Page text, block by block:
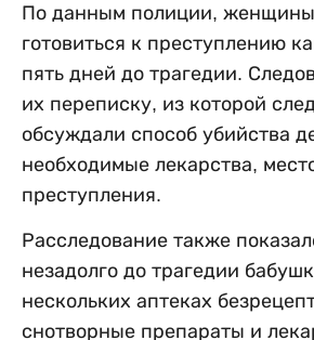
По данным полиции,
готовиться к преступлению
пять дней до трагедии.
их переписку, из которой
обсуждали способ убийства
необходимые лекарства,
преступления.
Расследование также
незадолго до трагедии
нескольких аптеках
снотворные препараты и